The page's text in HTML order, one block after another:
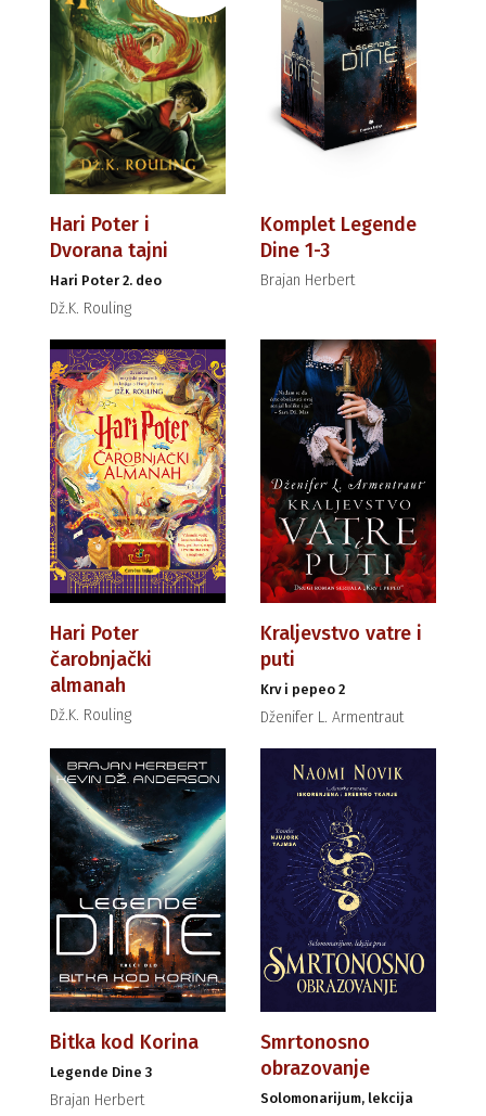
Hari Poter i
Dvorana tajni
Hari Poter 2. deo
Dž.K. Rouling
Komplet Legende
Dine 1-3
Brajan Herbert
Hari Poter
čarobnjački
almanah
Dž.K. Rouling
Kraljevstvo vatre i
puti
Krv i pepeo 2
Dženifer L. Armentraut
Bitka kod Korina
Legende Dine 3
Brajan Herbert
Smrtonosno
obrazovanje
Solomonarijum, lekcija